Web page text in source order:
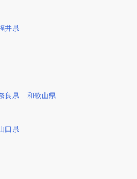
井県
良県 和歌山県
口県